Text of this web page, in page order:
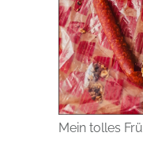
Mein tolles